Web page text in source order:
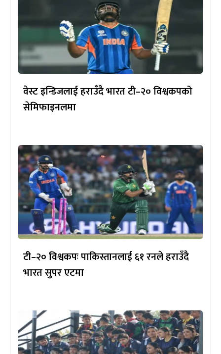
वेस्ट इन्डिजलाई हराउँदै भारत टी–२० विश्वकपको
सेमिफाइनलमा
टी–२० विश्वकपः पाकिस्तानलाई ६१ रनले हराउँदै
भारत सुपर एटमा